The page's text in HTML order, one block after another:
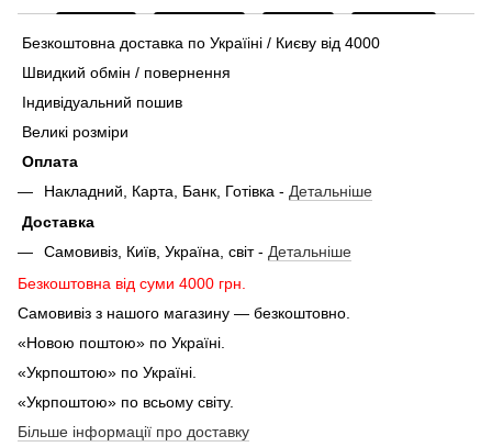
Безкоштовна доставка по Україіні / Києву від 4000
Швидкий обмін / повернення
Індивідуальний пошив
Великі розміри
Оплата
Накладний, Карта, Банк, Готівка - Детальніше
Доставка
Самовивіз, Київ, Україна, світ - Детальніше
Безкоштовна від суми 4000 грн.
Самовивіз з нашого магазину — безкоштовно.
«Новою поштою» по Україні.
«Укрпоштою» по Україні.
«Укрпоштою» по всьому світу.
Більше інформації про доставку